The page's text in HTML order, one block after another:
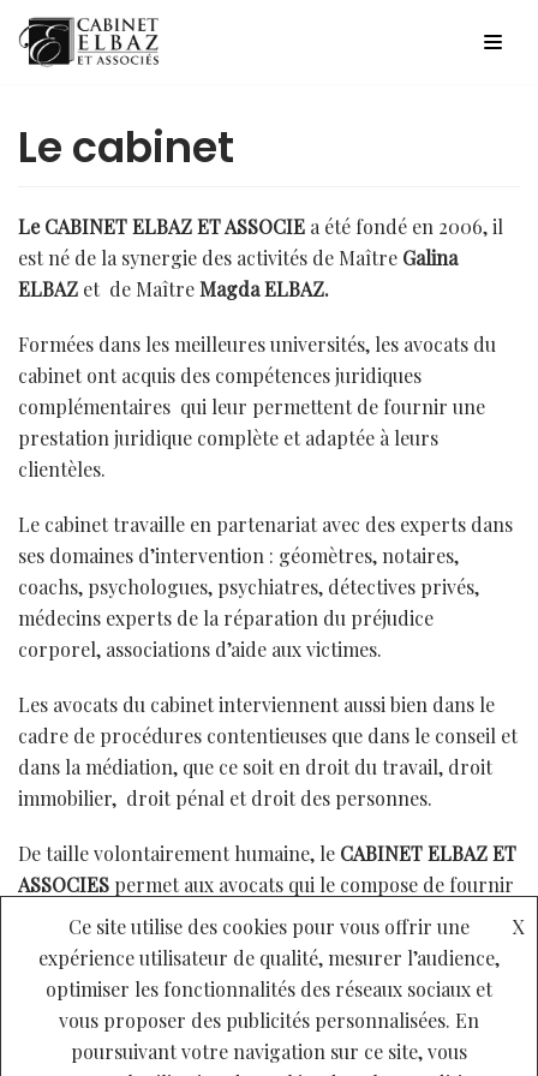
Aller
au
Le cabinet
Le CABINET ELBAZ ET ASSOCIE a été fondé en 2006, il
est né de la synergie des activités de Maître Galina
ELBAZ et de MaîtreMagda ELBAZ.
Formées dans les meilleures universités, les avocats du
cabinet ont acquis des compétences juridiques
complémentaires qui leur permettent de fournir une
prestation juridique complète et adaptée à leurs
clientèles.
Le cabinet travaille en partenariat avec des experts dans
ses domaines d’intervention : géomètres, notaires,
coachs, psychologues, psychiatres, détectives privés,
médecins experts de la réparation du préjudice
corporel, associations d’aide aux victimes.
Les avocats du cabinet interviennent aussi bien dans le
cadre de procédures contentieuses que dans le conseil et
dans la médiation, que ce soit en droit du travail, droit
immobilier, droit pénal et droit des personnes.
De taille volontairement humaine, le CABINET ELBAZ ET
ASSOCIES permet aux avocats qui le compose de fournir
à la fois réactivité, écoute attentive et service
personnalisé à une clientèle essentiellement composée
de particuliers, de PME, de syndics de copropriété et
Ce site utilise des cookies pour vous offrir une
expérience utilisateur de qualité, mesurer l’audience,
optimiser les fonctionnalités des réseaux sociaux et
vous proposer des publicités personnalisées. En
poursuivant votre navigation sur ce site, vous
X